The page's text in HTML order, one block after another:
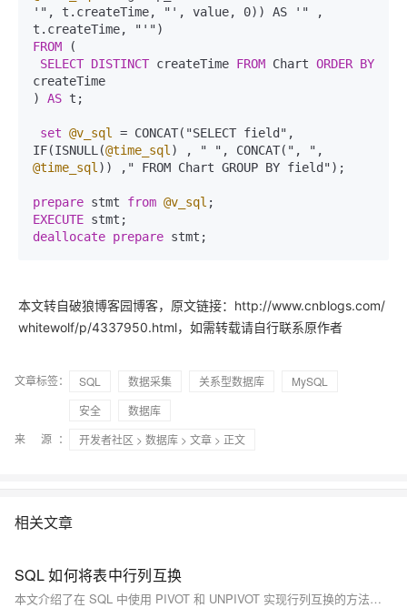
'", t.createTime, "', value, 0)) AS '" ,
FROM (
SELECT DISTINCT createTime FROM Chart ORDER BY
createTime
) AS t;
set @v_sql = CONCAT("SELECT field",
IF(ISNULL(@time_sql
@time_sql )) ," FROM Chart GROUP BY field");
prepare stmt from @v_sql
EXECUTE
deallocate prepare
本文转自破狼博客园博客，原文链接：http://www.cnblogs.com/
whitewolf/p/4337950.html，如需转载请自行联系原作者
文章标签： SQL 数据采集 关系型数据库
MySQL
安全
数据库
来 源：
开发者社区 > 数据库 > 文章 > 正文
相关文章
SQL 如何将表中行列互换
本文介绍了在 SQL 中使用 PIVOT 和 UNPIVOT 实现行列互换的方法。通过实例展示了如何将学生各科成绩由行转为列，并强调使用 PIVOT 时需隐藏无关列以避免重复行。同时说明了数据类型转换及非数字数据的处理方式。